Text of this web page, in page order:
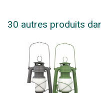
30 autres produits